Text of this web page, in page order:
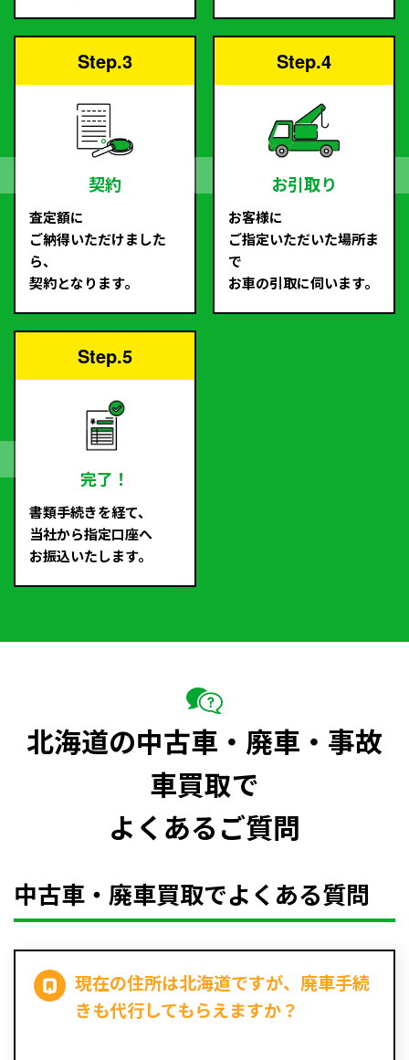
Step.3
契約
査定額に
ご納得いただけました
ら、
契約となります。
Step.4
お引取り
お客様に
ご指定いただいた場所ま
で
お車の引取に伺います。
Step.5
完了！
書類手続きを経て、
当社から指定口座へ
お振込いたします。
北海道の中古車・廃車・事故
車買取で
よくあるご質問
中古車・廃車買取でよくある質問
現在の住所は北海道ですが、廃車手続
きも代行してもらえますか？